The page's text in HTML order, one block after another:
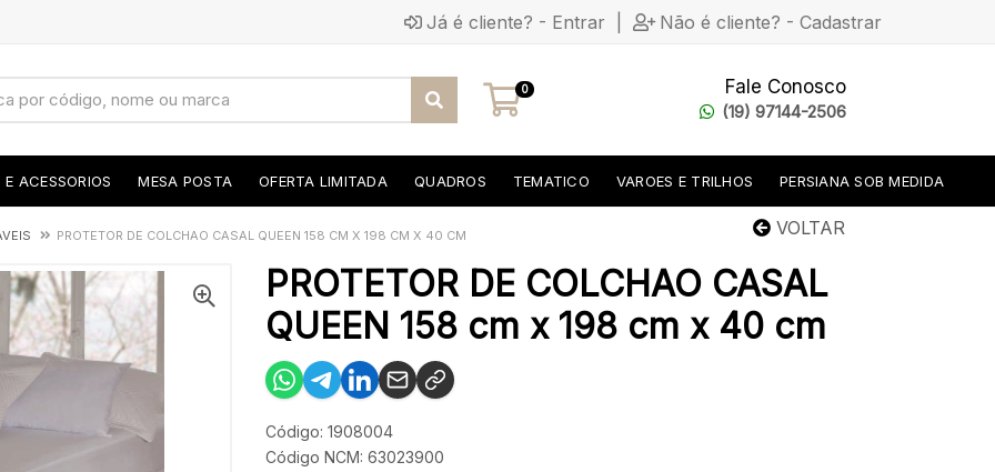
Já é cliente? - Entrar Não é cliente? - Cadastrar
0 Fale Conosco
(19) 97144-2506
E ACESSORIOS MESA POSTA OFERTA LIMITADA QUADROS TEMATICO VAROES E TRILHOS PERSIANA SOB MEDIDA
VOLTAR
PROTETOR DE COLCHAO CASAL QUEEN 158 CM X 198 CM X 40 CM
PROTETOR DE COLCHAO CASAL
QUEEN 158 cm x 198 cm x 40 cm
Código: 1908004
Código NCM: 63023900